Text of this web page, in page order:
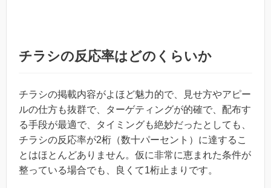
チラシの反応率はどのくらいか
チラシの掲載内容がよほど魅力的で、見せ方やアピー
ルの仕方も抜群で、ターゲティングが的確で、配布す
る手段が最適で、タイミングも絶妙だったとしても、
チラシの反応率が2桁（数十パーセント）に達するこ
とはほとんどありません。仮に非常に恵まれた条件が
整っている場合でも、良くて1桁止まりです。